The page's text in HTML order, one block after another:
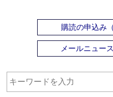
購読の申込み
メールニュー